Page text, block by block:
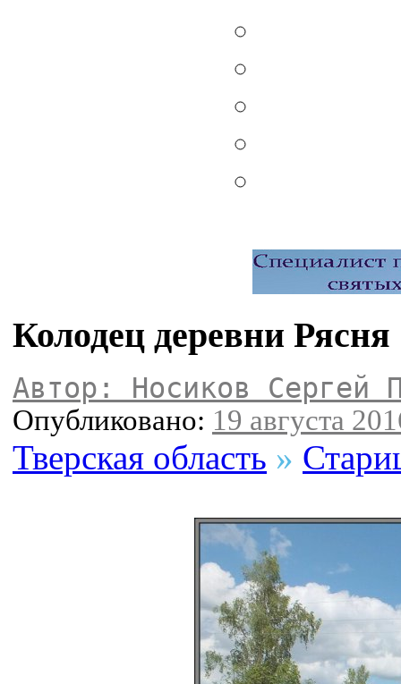
Колодец деревни Рясня
Автор: Носиков Сергей
Опубликовано: 19 августа
Тверская область »